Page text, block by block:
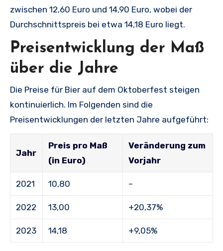
zwischen 12,60 Euro und 14,90 Euro, wobei der
Durchschnittspreis bei etwa 14,18 Euro liegt.
Preisentwicklung der Maß
über die Jahre
Die Preise für Bier auf dem Oktoberfest steigen
kontinuierlich. Im Folgenden sind die
Preisentwicklungen der letzten Jahre aufgeführt:
Jahr
Preis pro Maß
(in Euro)
Veränderung zum
Vorjahr
2021 10,80 –
2022 13,00 +20,37%
2023 14,18 +9,05%